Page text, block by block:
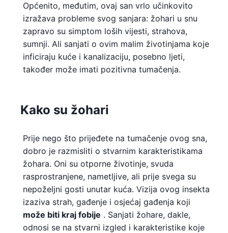
Općenito, međutim, ovaj san vrlo učinkovito
izražava probleme svog sanjara: žohari u snu
zapravo su simptom loših vijesti, strahova,
sumnji. Ali sanjati o ovim malim životinjama koje
inficiraju kuće i kanalizaciju, posebno ljeti,
također može imati pozitivna tumačenja.
Kako su žohari
Prije nego što prijeđete na tumačenje ovog sna,
dobro je razmisliti o stvarnim karakteristikama
žohara. Oni su otporne životinje, svuda
rasprostranjene, nametljive, ali prije svega su
nepoželjni gosti unutar kuća. Vizija ovog insekta
izaziva strah, gađenje i osjećaj gađenja koji
može biti kraj fobije . Sanjati žohare, dakle,
odnosi se na stvarni izgled i karakteristike koje